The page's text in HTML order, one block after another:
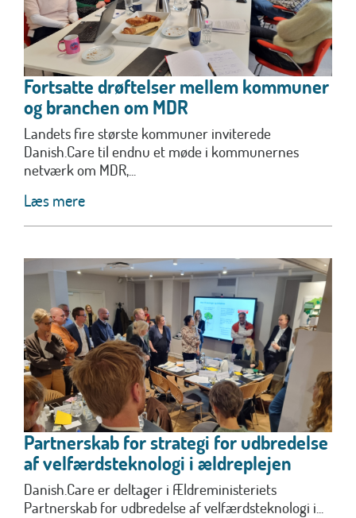
Fortsatte drøftelser mellem kommuner
og branchen om MDR
Landets fire største kommuner inviterede
Danish.Care til endnu et møde i kommunernes
netværk om MDR,...
Læs mere
Partnerskab for strategi for udbredelse
af velfærdsteknologi i ældreplejen
Danish.Care er deltager i Ældreministeriets
Partnerskab for udbredelse af velfærdsteknologi i...